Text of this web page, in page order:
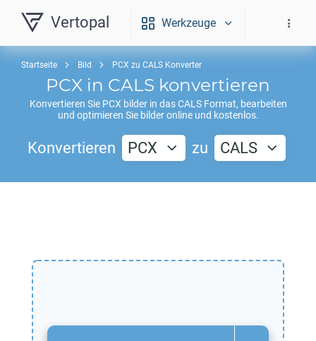
Vertopal Werkzeuge
Startseite Bild PCX zu CALS Konverter
PCX in CALS konvertieren
Konvertieren Sie PCX bilder in dasCALSFormat, bearbeiten
und optimieren Sie bilder online und kostenlos.
Konvertieren PCX zu CALS